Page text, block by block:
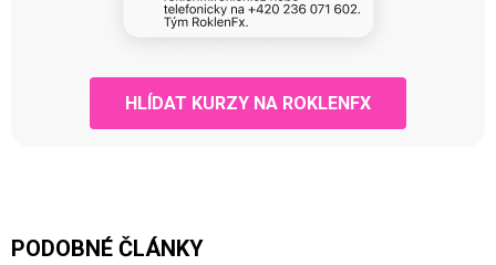
HLÍDAT KURZY NA ROKLENFX
PODOBNÉ ČLÁNKY